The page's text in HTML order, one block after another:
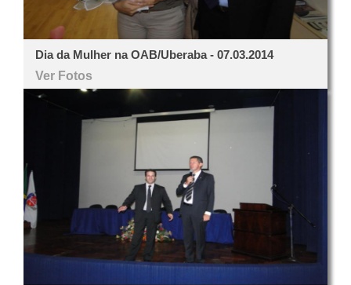
Dia da Mulher na OAB/Uberaba - 07.03.2014
Ver Fotos